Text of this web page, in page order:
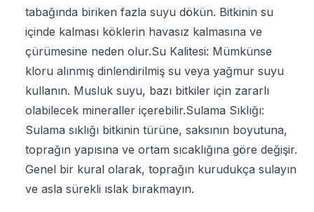
tabağında biriken fazla suyu dökün. Bitkinin su
içinde kalması köklerin havasız kalmasına ve
çürümesine neden olur.Su Kalitesi: Mümkünse
kloru alınmış dinlendirilmiş su veya yağmur suyu
kullanın. Musluk suyu, bazı bitkiler için zararlı
olabilecek mineraller içerebilir.Sulama Sıklığı:
Sulama sıklığı bitkinin türüne, saksının boyutuna,
toprağın yapısına ve ortam sıcaklığına göre değişir.
Genel bir kural olarak, toprağın kurudukça sulayın
ve asla sürekli ıslak bırakmayın.